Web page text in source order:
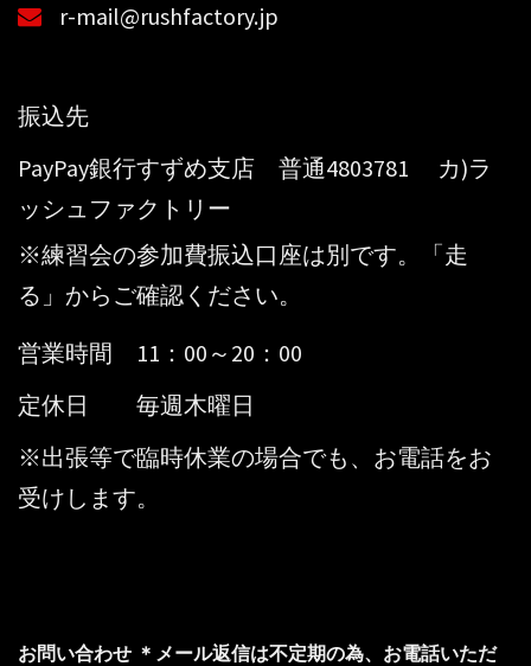
r-mail@rushfactory.jp
振込先
PayPay銀行すずめ支店 普通4803781 カ)ラ
ッシュファクトリー
※練習会の参加費振込口座は別です。「走
る」からご確認ください。
営業時間 11：00～20：00
定休日 毎週木曜日
※出張等で臨時休業の場合でも、お電話をお
受けします。
お問い合わせ ＊メール返信は不定期の為、お電話いただ